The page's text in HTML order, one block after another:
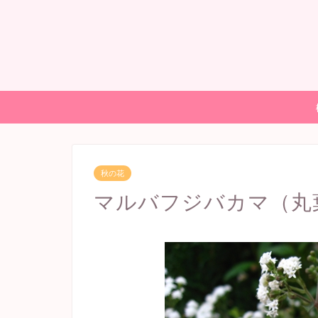
秋の花
マルバフジバカマ（丸